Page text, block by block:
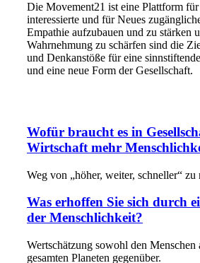
Die Movement21 ist eine Plattform
interessierte und für Neues
Empathie aufzubauen und zu stärken
Wahrnehmung zu schärfen sind die
und Denkanstöße für eine
und eine neue Form der Gesellschaft.
Wofür braucht es in
Wirtschaft mehr
Weg von „höher, weiter, schneller“ zu
Was erhoffen Sie sich durch
der Menschlichkeit?
Wertschätzung sowohl den Menschen
gesamten Planeten gegenüber.